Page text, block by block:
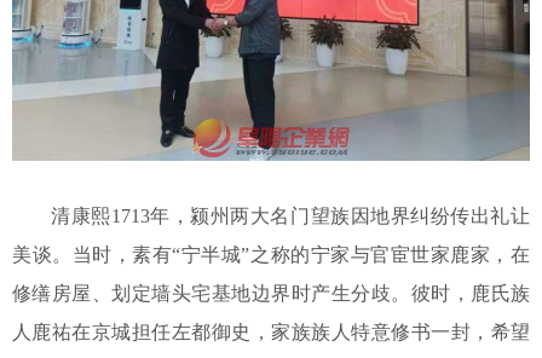
清康熙1713年，颍州两大名门望族因地界纠纷传出礼让
美谈。当时，素有“宁半城”之称的宁家与官宦世家鹿家，在
修缮房屋、划定墙头宅基地边界时产生分歧。彼时，鹿氏族
人鹿祐在京城担任左都御史，家族族人特意修书一封，希望